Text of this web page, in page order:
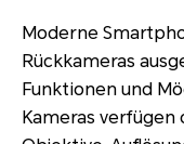
Moderne
Rückkameras
Funktionen und
Kameras